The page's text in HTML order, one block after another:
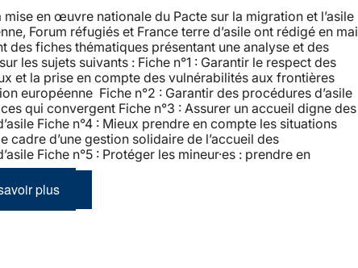
mise en œuvre nationale du Pacte sur la migration et l’asile
Forum réfugiés et France terre d’asile ont rédigé en mai
des fiches thématiques présentant une analyse et des
les sujets suivants : Fiche n°1 : Garantir le respect des
et la prise en compte des vulnérabilités aux frontières
européenne Fiche n°2 : Garantir des procédures d’asile
qui convergent Fiche n°3 : Assurer un accueil digne des
Fiche n°4 : Mieux prendre en compte les situations
cadre d’une gestion solidaire de l’accueil des
Fiche n°5 : Protéger les mineur·es : prendre en
plus